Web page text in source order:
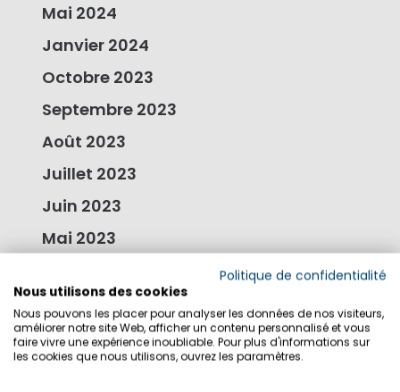
Mai 2024
Janvier 2024
Octobre 2023
Septembre 2023
Août 2023
Juillet 2023
Juin 2023
Mai 2023
Mars 2023
Février 2023
Janvier 2023
Politique de confidentialité
Nous utilisons des cookies
Nous pouvons les placer pour analyser les données de nos visiteurs,
améliorer notre site Web, afficher un contenu personnalisé et vous
faire vivre une expérience inoubliable. Pour plus d'informations sur
les cookies que nous utilisons, ouvrez les paramètres.